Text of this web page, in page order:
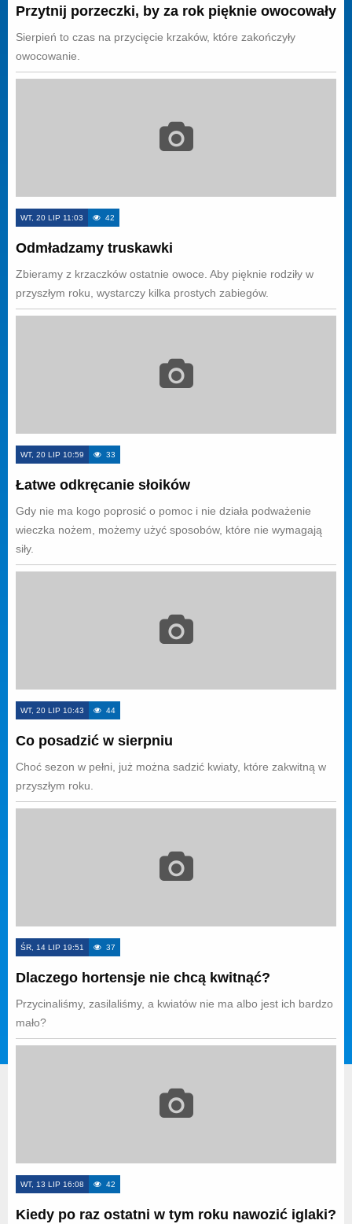
Przytnij porzeczki, by za rok pięknie owocowały
Sierpień to czas na przycięcie krzaków, które zakończyły
owocowanie.
WT, 20 LIP 11:03 42
Odmładzamy truskawki
Zbieramy z krzaczków ostatnie owoce. Aby pięknie rodziły w
przyszłym roku, wystarczy kilka prostych zabiegów.
WT, 20 LIP 10:59 33
Łatwe odkręcanie słoików
Gdy nie ma kogo poprosić o pomoc i nie działa podważenie
wieczka nożem, możemy użyć sposobów, które nie wymagają
siły.
WT, 20 LIP 10:43 44
Co posadzić w sierpniu
Choć sezon w pełni, już można sadzić kwiaty, które zakwitną w
przyszłym roku.
ŚR, 14 LIP 19:51 37
Dlaczego hortensje nie chcą kwitnąć?
Przycinaliśmy, zasilaliśmy, a kwiatów nie ma albo jest ich bardzo
mało?
WT, 13 LIP 16:08 42
Kiedy po raz ostatni w tym roku nawozić iglaki?